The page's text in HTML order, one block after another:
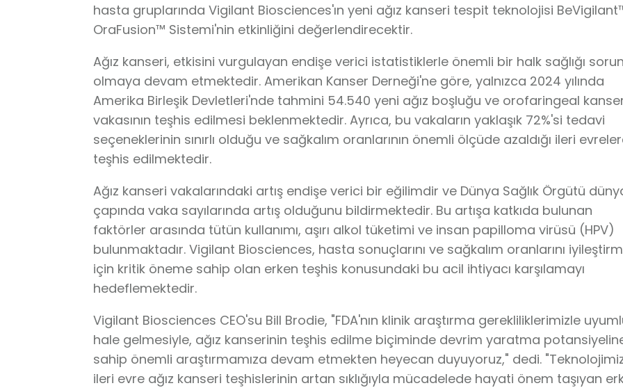
hasta gruplarında Vigilant Biosciences'ın yeni ağız kanseri tespit teknolojisi
OraFusion™ Sistemi'nin etkinliğini değerlendirecektir.
Ağız kanseri, etkisini vurgulayan endişe verici istatistiklerle önemli bir halk sağlığı
olmaya devam etmektedir. Amerikan Kanser Derneği'ne göre, yalnızca 2024 yılında
Amerika Birleşik Devletleri'nde tahmini 54.540 yeni ağız boşluğu ve orofaringeal
vakasının teşhis edilmesi beklenmektedir. Ayrıca, bu vakaların yaklaşık 72%'si tedavi
seçeneklerinin sınırlı olduğu ve sağkalım oranlarının önemli ölçüde azaldığı ileri
teşhis edilmektedir.
Ağız kanseri vakalarındaki artış endişe verici bir eğilimdir ve Dünya Sağlık Örgütü
çapında vaka sayılarında artış olduğunu bildirmektedir. Bu artışa katkıda bulunan
faktörler arasında tütün kullanımı, aşırı alkol tüketimi ve insan papilloma virüsü (HPV)
bulunmaktadır. Vigilant Biosciences, hasta sonuçlarını ve sağkalım oranlarını
için kritik öneme sahip olan erken teşhis konusundaki bu acil ihtiyacı karşılamayı
hedeflemektedir.
Vigilant Biosciences CEO'su Bill Brodie, "FDA'nın klinik araştırma gerekliliklerimizle
hale gelmesiyle, ağız kanserinin teşhis edilme biçiminde devrim yaratma
sahip önemli araştırmamıza devam etmekten heyecan duyuyoruz," dedi.
ileri evre ağız kanseri teşhislerinin artan sıklığıyla mücadelede hayati önem taşıyan